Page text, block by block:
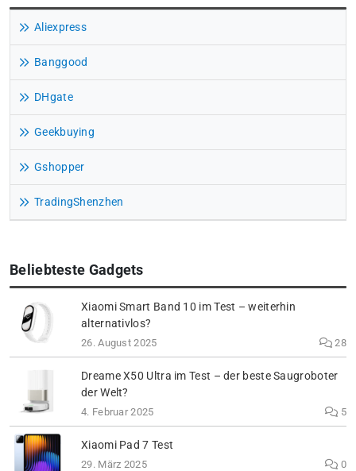
Aliexpress
Banggood
DHgate
Geekbuying
Gshopper
TradingShenzhen
Beliebteste Gadgets
Xiaomi Smart Band 10 im Test – weiterhin
alternativlos?
26. August 2025 28
Dreame X50 Ultra im Test – der beste Saugroboter
der Welt?
4. Februar 2025 5
Xiaomi Pad 7 Test
29. März 2025 0